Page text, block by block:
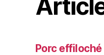
Porc effiloché